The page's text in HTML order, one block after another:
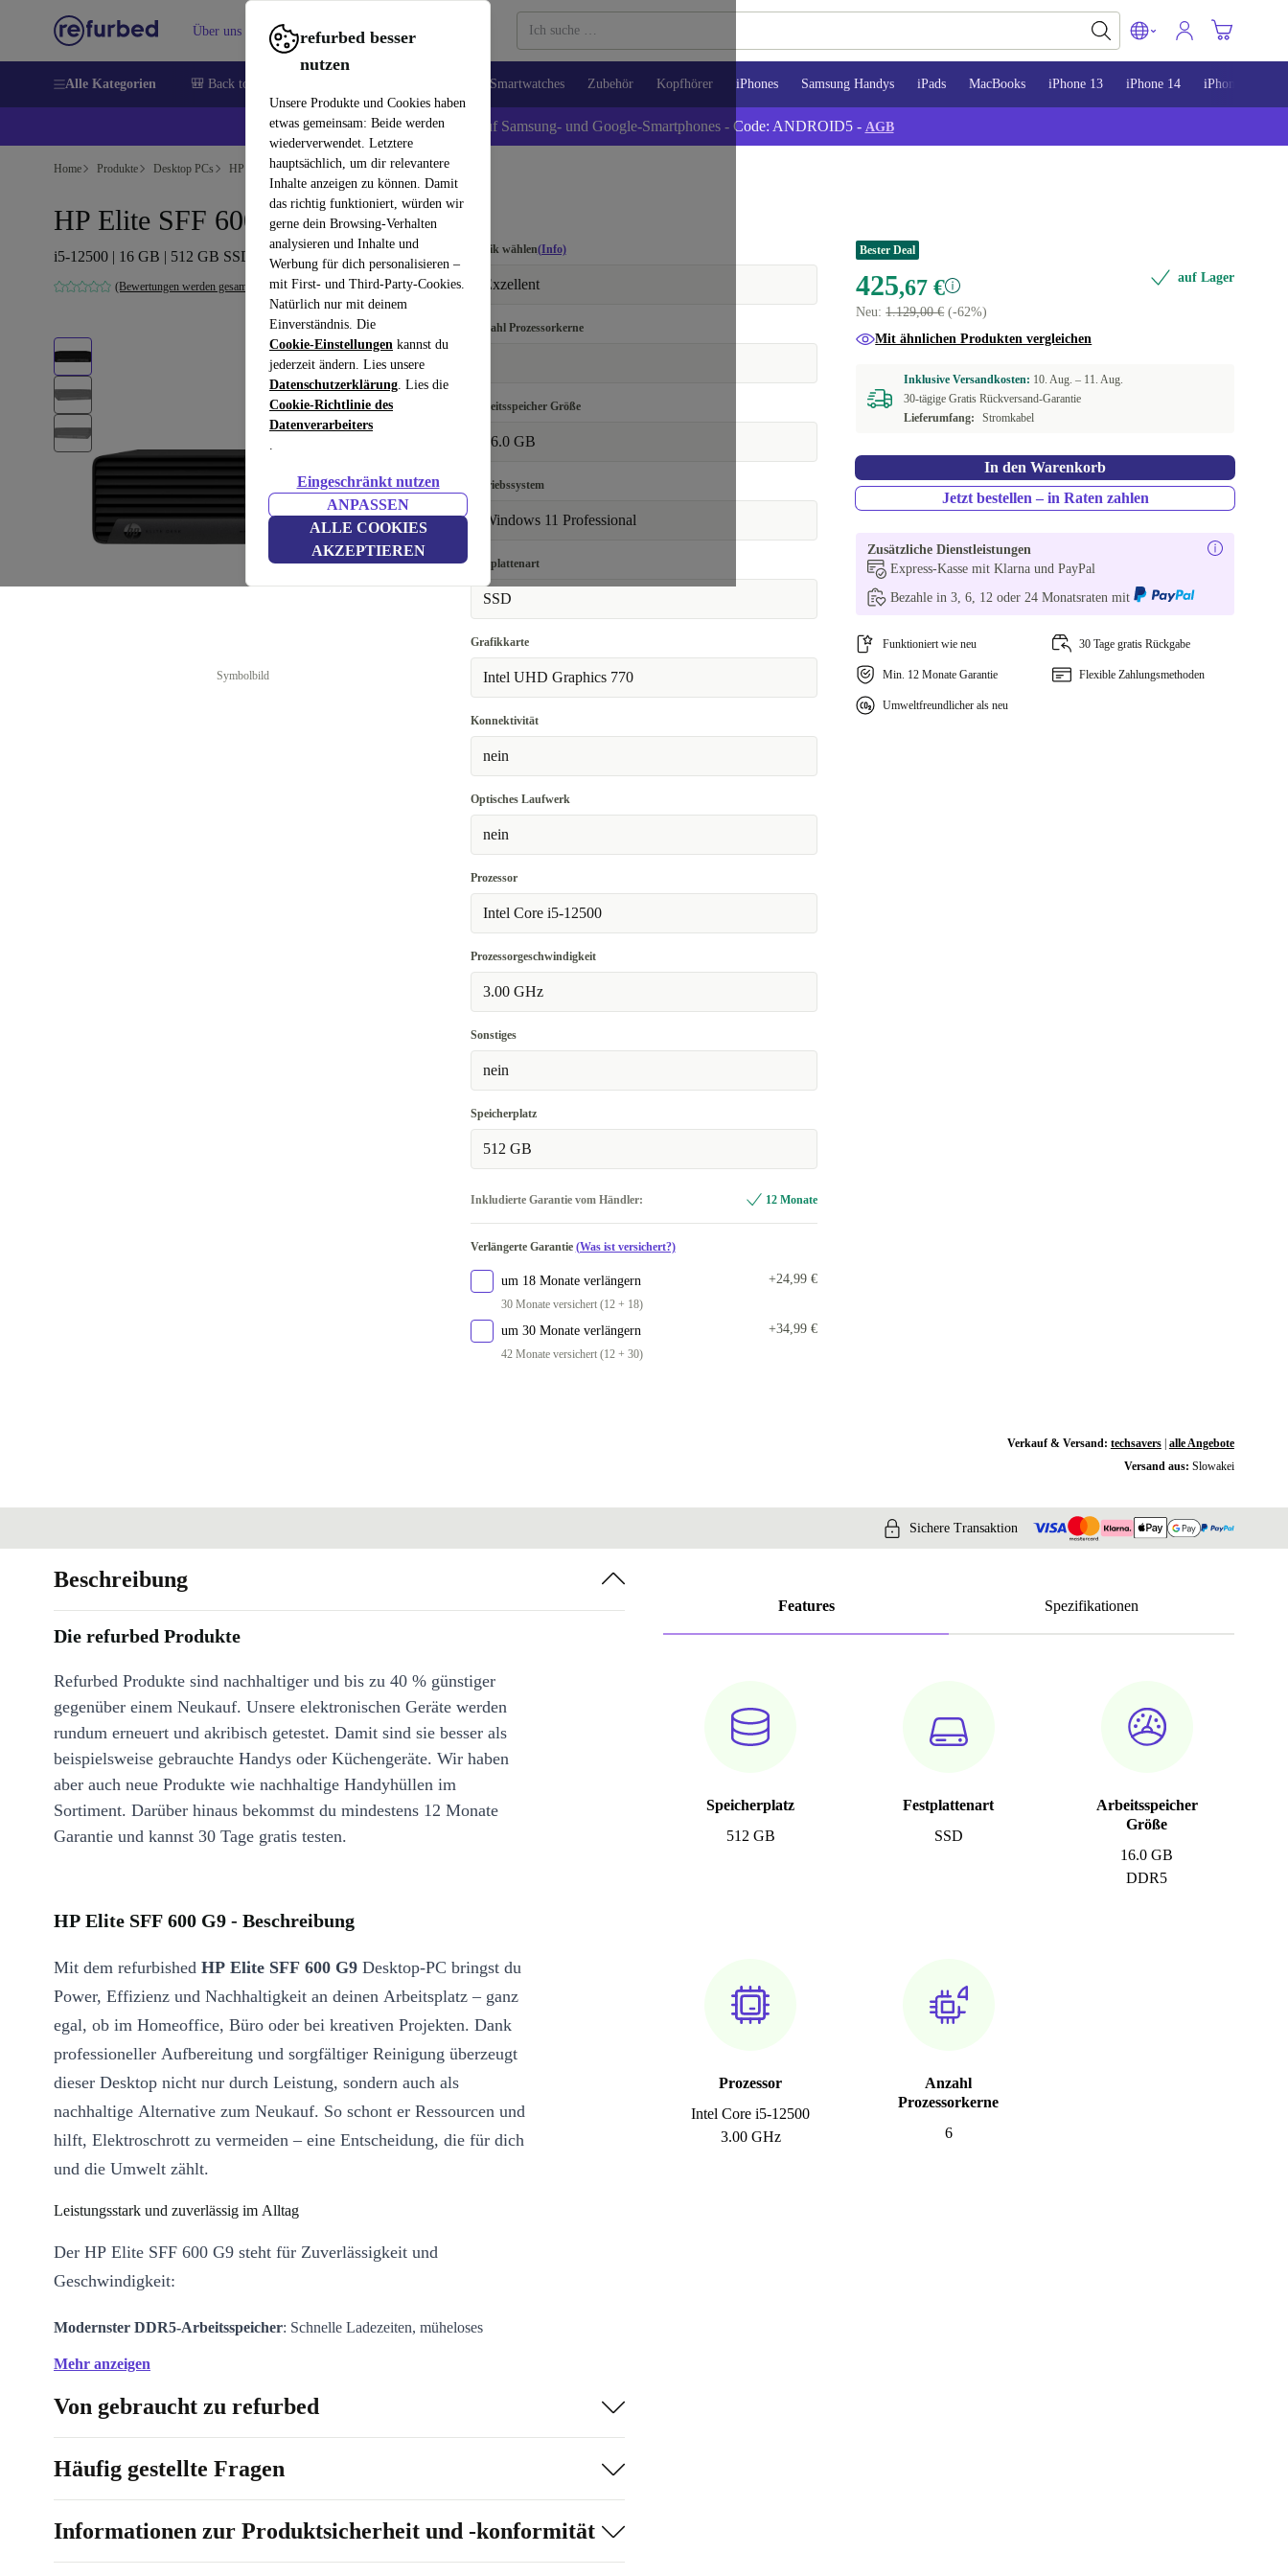
refurbed besser
nutzen
Unsere Produkte und Cookies haben
etwas gemeinsam: Beide werden
wiederverwendet. Letztere
hauptsächlich, um dir relevantere
Inhalte anzeigen zu können. Damit
das richtig funktioniert, würden wir
gerne dein Browsing-Verhalten
analysieren und Inhalte und
Werbung für dich personalisieren –
mit First- und Third-Party-Cookies.
Natürlich nur mit deinem
Einverständnis. Die
Cookie-Einstellungen kannst du
jederzeit ändern. Lies unsere
Datenschutzerklärung. Lies die
Cookie-Richtlinie des
Datenverarbeiters
.
Eingeschränkt nutzen
ANPASSEN
ALLE COOKIES
AKZEPTIEREN
Über uns Verkaufen Hilfe
Alle Kategorien 🎒 Back to school Smartwatches Zubehör Kopfhörer iPhones Samsung Handys iPads MacBooks iPhone 13 iPhone 14 iPhone 15
💰 Extra -5% auf Samsung- und Google-Smartphones - Code: ANDROID5 - AGB
Home Produkte Desktop PCs HP Desktops
HP Elite SFF 600 G9
i5-12500 | 16 GB | 512 GB SSD | Win 11 Pro
(Bewertungen werden gesammelt)
Symbolbild
Optik wählen(Info)
Exzellent
Anzahl Prozessorkerne
Arbeitsspeicher Größe
16.0 GB
Betriebssystem
Windows 11 Professional
Festplattenart
SSD
Grafikkarte
Intel UHD Graphics 770
Konnektivität
nein
Optisches Laufwerk
nein
Prozessor
Intel Core i5-12500
Prozessorgeschwindigkeit
3.00 GHz
Sonstiges
nein
Speicherplatz
512 GB
Inkludierte Garantie vom Händler: 12 Monate
Verlängerte Garantie (Was ist versichert?)
um 18 Monate verlängern
30 Monate versichert (12 + 18)
+24,99 €
um 30 Monate verlängern
42 Monate versichert (12 + 30)
+34,99 €
Bester Deal
425,67 €
Neu:1.129,00 €(-62%)
auf Lager
Mit ähnlichen Produkten vergleichen
Inklusive Versandkosten: 10. Aug. – 11. Aug.
30-tägige Gratis Rückversand-Garantie
Lieferumfang:
Stromkabel
In den Warenkorb
Jetzt bestellen – in Raten zahlen
Zusätzliche Dienstleistungen
Express-Kasse mit Klarna und PayPal
Bezahle in 3, 6, 12 oder 24 Monatsraten mit
Funktioniert wie neu 30 Tage gratis Rückgabe
Min. 12 Monate Garantie Flexible Zahlungsmethoden
Umweltfreundlicher als neu
Verkauf & Versand: techsavers| alle Angebote
Versand aus: Slowakei
Sichere Transaktion
Features Spezifikationen
Speicherplatz
512 GB
Festplattenart
SSD
Arbeitsspeicher
Größe
16.0 GB
DDR5
Prozessor
Intel Core i5-12500
3.00 GHz
Anzahl
Prozessorkerne
6
Beschreibung
Die refurbed Produkte
Refurbed Produkte sind nachhaltiger und bis zu 40 % günstiger
gegenüber einem Neukauf. Unsere elektronischen Geräte werden
rundum erneuert und akribisch getestet. Damit sind sie besser als
beispielsweise gebrauchte Handys oder Küchengeräte. Wir haben
aber auch neue Produkte wie nachhaltige Handyhüllen im
Sortiment. Darüber hinaus bekommst du mindestens 12 Monate
Garantie und kannst 30 Tage gratis testen.
HP Elite SFF 600 G9 - Beschreibung
Mit dem refurbished HP Elite SFF 600 G9 Desktop-PC bringst du
Power, Effizienz und Nachhaltigkeit an deinen Arbeitsplatz – ganz
egal, ob im Homeoffice, Büro oder bei kreativen Projekten. Dank
professioneller Aufbereitung und sorgfältiger Reinigung überzeugt
dieser Desktop nicht nur durch Leistung, sondern auch als
nachhaltige Alternative zum Neukauf. So schont er Ressourcen und
hilft, Elektroschrott zu vermeiden – eine Entscheidung, die für dich
und die Umwelt zählt.
Leistungsstark und zuverlässig im Alltag
Der HP Elite SFF 600 G9 steht für Zuverlässigkeit und
Geschwindigkeit:
Modernster DDR5-Arbeitsspeicher: Schnelle Ladezeiten, müheloses
Multitasking und stabile Performance – egal, wie viele Anwendungen du
Vielseitige Anschlüsse: Verbinde Monitore, Headsets, externe Festplatten oder
weitere Geräte bequem über USB-C, mehrere USB-A-Ports, HDMI oder
DisplayPort.
und aufgeräumt.
Ein nachhaltiger Schritt in Richtung Zukunft 🌱
Mehr anzeigen
Von gebraucht zu refurbed
Häufig gestellte Fragen
Informationen zur Produktsicherheit und -konformität